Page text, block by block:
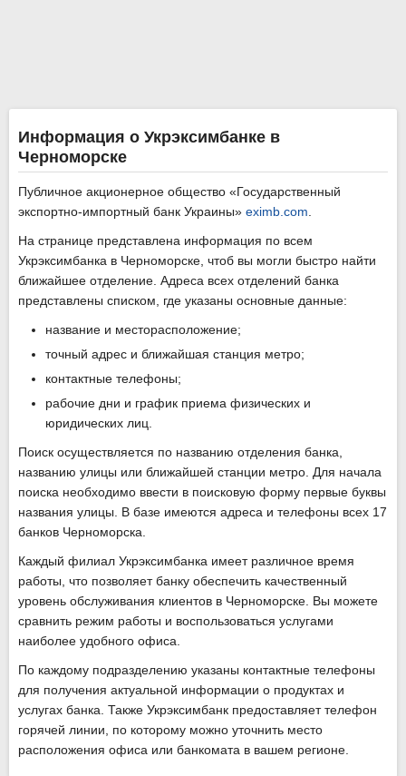
Информация о Укрэксимбанке в
Черноморске
Публичное акционерное общество «Государственный
экспортно-импортный банк Украины» eximb.com
На странице представлена информация по всем
Укрэксимбанка в Черноморске, чтоб вы могли быстро найти
ближайшее отделение. Адреса всех отделений банка
представлены списком, где указаны основные данные:
название и месторасположение;
точный адрес и ближайшая станция метро;
контактные телефоны;
рабочие дни и график приема физических и
юридических лиц.
Поиск осуществляется по названию отделения банка,
названию улицы или ближайшей станции метро. Для начала
поиска необходимо ввести в поисковую форму первые буквы
названия улицы. В базе имеются адреса и телефоны всех 17
банков Черноморска.
Каждый филиал Укрэксимбанка имеет различное время
работы, что позволяет банку обеспечить качественный
уровень обслуживания клиентов в Черноморске. Вы можете
сравнить режим работы и воспользоваться услугами
наиболее удобного офиса.
По каждому подразделению указаны контактные телефоны
для получения актуальной информации о продуктах и
услугах банка. Также Укрэксимбанк предоставляет телефон
горячей линии, по которому можно уточнить место
расположения офиса или банкомата в вашем регионе.